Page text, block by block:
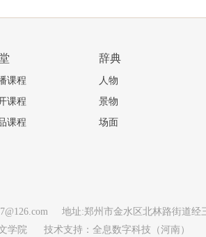
课程
课程
课程
辞典
人物
景物
场面
地址:郑州市金水区北林路街道经
学院 技术支持： 全息数字科技（河南）